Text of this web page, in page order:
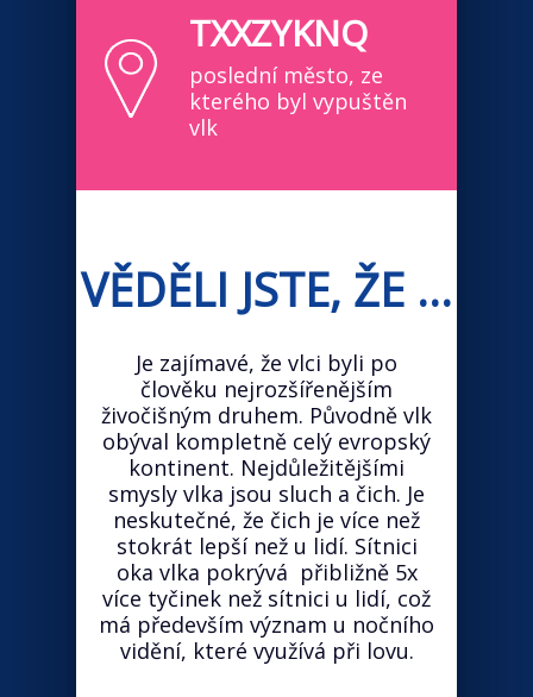
TXXZYKNQ
poslední město, ze
kterého byl vypuštěn
vlk
VĚDĚLI JSTE, ŽE ...
Je zajímavé, že vlci byli po
člověku nejrozšířenějším
živočišným druhem. Původně vlk
obýval kompletně celý evropský
kontinent. Nejdůležitějšími
smysly vlka jsou sluch a čich. Je
neskutečné, že čich je více než
stokrát lepší než u lidí. Sítnici
oka vlka pokrývá přibližně 5x
více tyčinek než sítnici u lidí, což
má především význam u nočního
vidění, které využívá při lovu.